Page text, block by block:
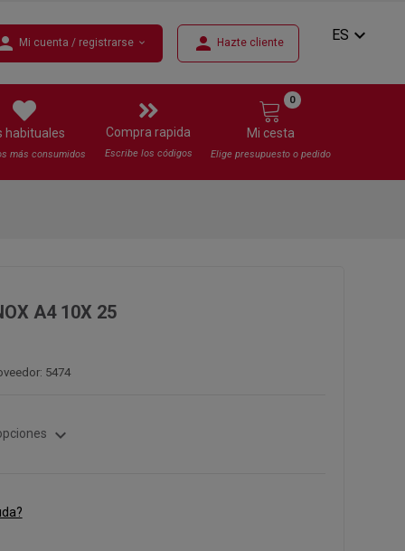
Mi cuenta / registrarse expand_more person Hazte cliente ES expand_more
habituales
más consumidos
Compra rapida
Escribe los códigos
Mi cesta
0
Elige presupuesto o pedido
A4 10X 25
5474
expand_more